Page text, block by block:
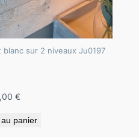
sur 2 niveaux Ju0197
€
panier